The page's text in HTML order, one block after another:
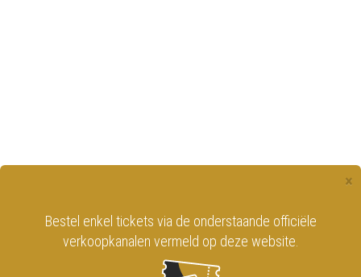
×
Bestel enkel tickets via de onderstaande officiële
verkoopkanalen vermeld op deze website.